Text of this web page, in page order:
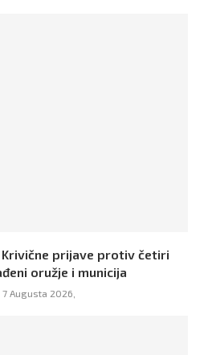
prijave protiv četiri
oružje i municija
7 Augusta 2026,